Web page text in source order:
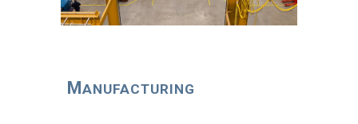
MANUFACTURING